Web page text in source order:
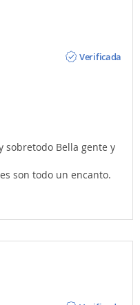
Verificada
sobretodo Bella gente y
son todo un encanto.